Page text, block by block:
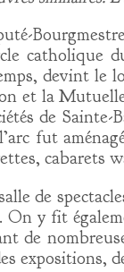
catholique
devint le
et la
de
fut
cabarets
de
On y fit
de
expositions,